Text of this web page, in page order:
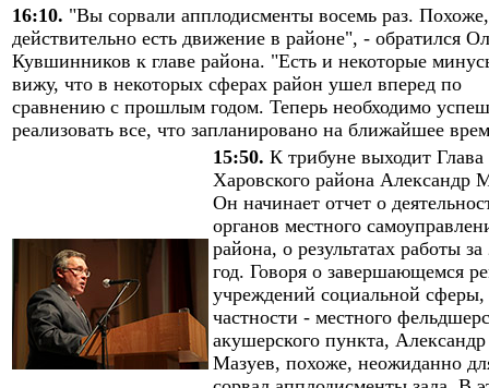
16:10. "Вы сорвали апплодисменты восемь раз. Похоже,
действительно есть движение в районе", - обратился
Кувшинников к главе района. "Есть и некоторые
вижу, что в некоторых сферах район ушел вперед по
сравнению с прошлым годом. Теперь необходимо
реализовать все, что запланировано на ближайшее
15:50. К трибуне выходит Глава
Харовского района Александр
Он начинает отчет о
органов местного
района, о результатах работы за
год. Говоря о завершающемся
учреждений социальной сферы,
частности - местного
акушерского пункта, Александр
Мазуев, похоже, неожиданно